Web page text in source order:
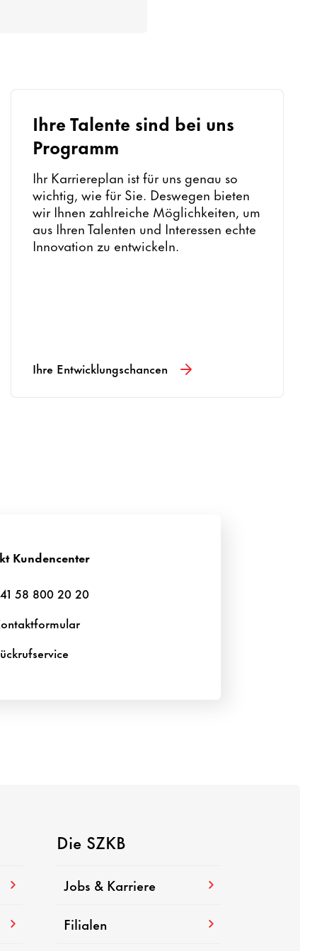
Ihre Talente sind bei uns
Programm
Ihr Karriereplan ist für uns genau so
wichtig, wie für Sie. Deswegen bieten
wir Ihnen zahlreiche Möglichkeiten, um
aus Ihren Talenten und Interessen echte
Innovation zu entwickeln.
Ihre Entwicklungschancen
Kundencenter
58 800 20 20
Die SZKB
Jobs & Karriere
Filialen